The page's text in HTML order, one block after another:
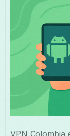
VPN Colombia